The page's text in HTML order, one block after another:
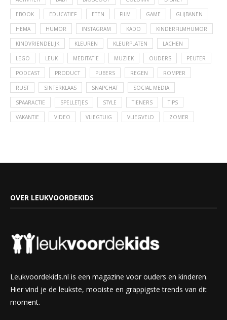
EBOOK EDUCATIEF ETEN FILM GAME GLIJBANEN
HEMA HUMOR INSTAGRAM KADO KINDERFILMHUMOR
KINDVRIENDELIJK KLEUREN KLEURPLATEN LACHEN
LEGO LEUK MEDITATIE MUZIEK OUDERS PEUTER
PODCAST PRODUCT PUBERS REGEN ROMPER
RUST SINTERKLAAS SNAPCHAT SOCIAL MEDIA
SPAARACTIE SPELLETJES STYLE TIENERS TIPS
VAKANTIE VIDEO VLIEGTUIG VLIEGVELD ZOMER
OVER LEUKVOORDEKIDS
Leukvoordekids.nl is een magazine voor ouders en kinderen.
Hier vind je de leukste, mooiste en grappigste trends van dit
moment.